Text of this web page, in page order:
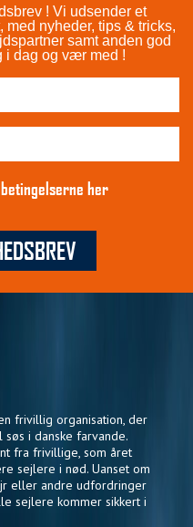
! Vi udsender et
med nyheder, tips & tricks,
samt anden god
i dag og vær med !
her
frivillig organisation, der
i danske farvande.
fra frivillige, som året
sejlere i nød. Uanset om
eller andre udfordringer
sejlere kommer sikkert i